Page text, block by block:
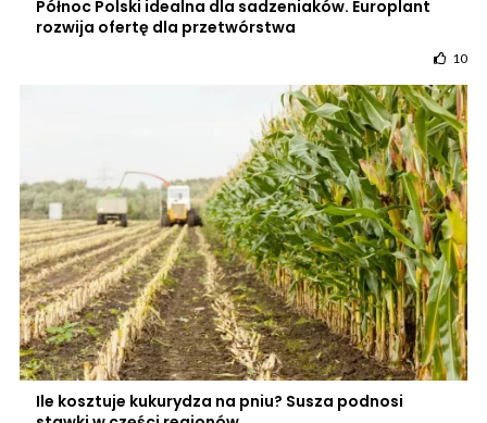
Północ Polski idealna dla sadzeniaków. Europlant
rozwija ofertę dla przetwórstwa
10
Ile kosztuje kukurydza na pniu? Susza podnosi